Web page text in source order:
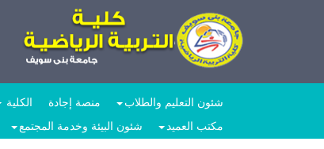
شئون التعليم والطلاب منصة إجادة الكلية
مكتب العميد
شئون البيئة وخدمة المجتمع